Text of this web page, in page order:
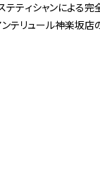
ティシャンによる
ル神楽坂店のご紹介です。
完全個室の施術ルーム